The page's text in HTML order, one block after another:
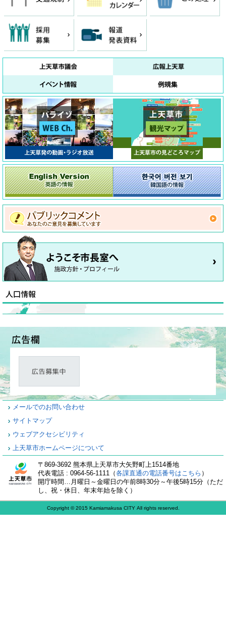
メールでのお問い合わせ
サイトマップ
ウェブアクセシビリティ
上天草市ホームページについて
〒869-3692 熊本県上天草市大矢野町上1514番地
代表電話 : 0964-56-1111（各課直通の電話番号はこちら ）
開庁時間…月曜日～金曜日の午前8時30分～午後5時15分（ただ
し、祝・休日、年末年始を除く）
Copyright © 2015 Kamiamakusa CITY All rights reserved.